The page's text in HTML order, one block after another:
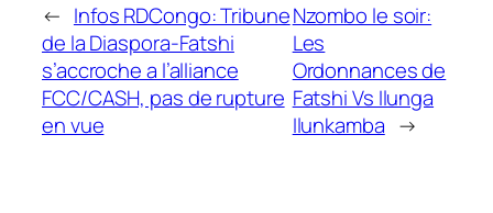
← Infos RDCongo: Tribune
de la Diaspora-Fatshi
s’accroche a l’alliance
FCC/CASH, pas de rupture
en vue
Nzombo le soir:
Les
Ordonnances de
Fatshi Vs Ilunga
Ilunkamba →